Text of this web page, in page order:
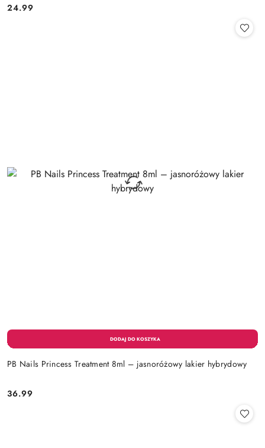
Cena:
24.99
PB Nails Princess Treatment 8ml – jasnoróżowy lakier hybrydowy
Cena:
36.99